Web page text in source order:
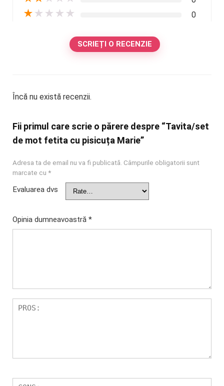
★ ★ ★ ★ ★ 0
SCRIEȚI O RECENZIE
Încă nu există recenzii.
Fii primul care scrie o părere despre “Tavita/set
de mot fetita cu pisicuța Marie”
Adresa ta de email nu va fi publicată. Câmpurile obligatorii sunt
marcate cu *
Evaluarea dvs
Opinia dumneavoastră *